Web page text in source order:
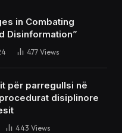
in Combating
Disinformation”
477 Views
për parregullsi në
disiplinore
443 Views